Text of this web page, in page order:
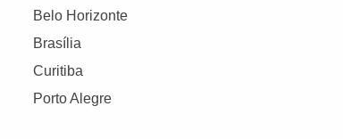
Belo Horizonte
Brasília
Curitiba
Porto Alegre